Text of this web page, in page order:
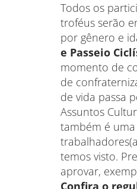
Todos os
troféus serão
por gênero e
e Passeio
momento de
de
de vida passa
Assuntos
também é
temos visto.
aprovar,
Confira o